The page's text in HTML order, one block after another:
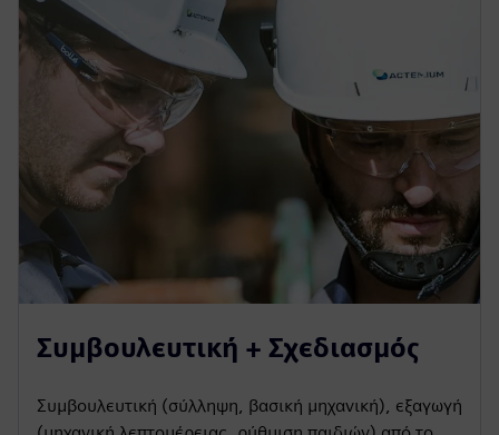
Συμβουλευτική + Σχεδιασμός
Συμβουλευτική (σύλληψη, βασική μηχανική), εξαγωγή